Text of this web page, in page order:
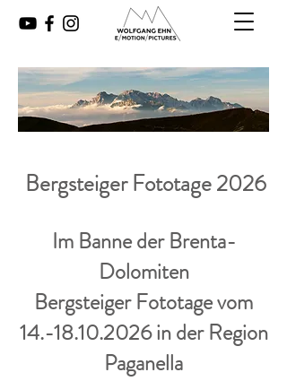
Bergsteiger Fototage 2026
I​m Banne der Brenta-
Dolomiten
Bergsteiger Fototage vom
14.-18.10.2026in der Region
Paganella